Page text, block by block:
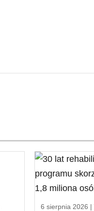
6 sierpnia 2026 |